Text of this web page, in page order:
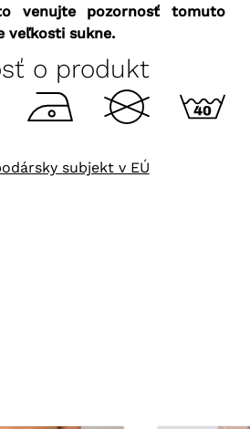
venujte pozornosť tomuto
veľkosti sukne.
o produkt
subjekt v EÚ